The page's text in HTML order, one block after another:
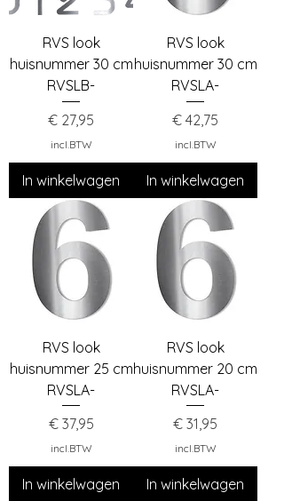
RVS look
huisnummer 30 cm
RVSLB-
Prijs
€ 27,95
incl.BTW
In winkelwagen
RVS look
huisnummer 30 cm
RVSLA-
Prijs
€ 42,75
incl.BTW
In winkelwagen
RVS look
huisnummer 25 cm
RVSLA-
Prijs
€ 37,95
incl.BTW
In winkelwagen
RVS look
huisnummer 20 cm
RVSLA-
Prijs
€ 31,95
incl.BTW
In winkelwagen